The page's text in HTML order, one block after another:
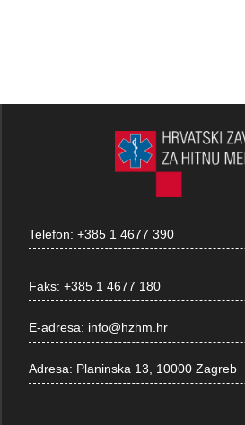
Telefon:+385 1 4677 390
Faks:+385 1 4677 180
E-adresa: info@hzhm.hr
Adresa: Planinska 13, 10000 Zagreb